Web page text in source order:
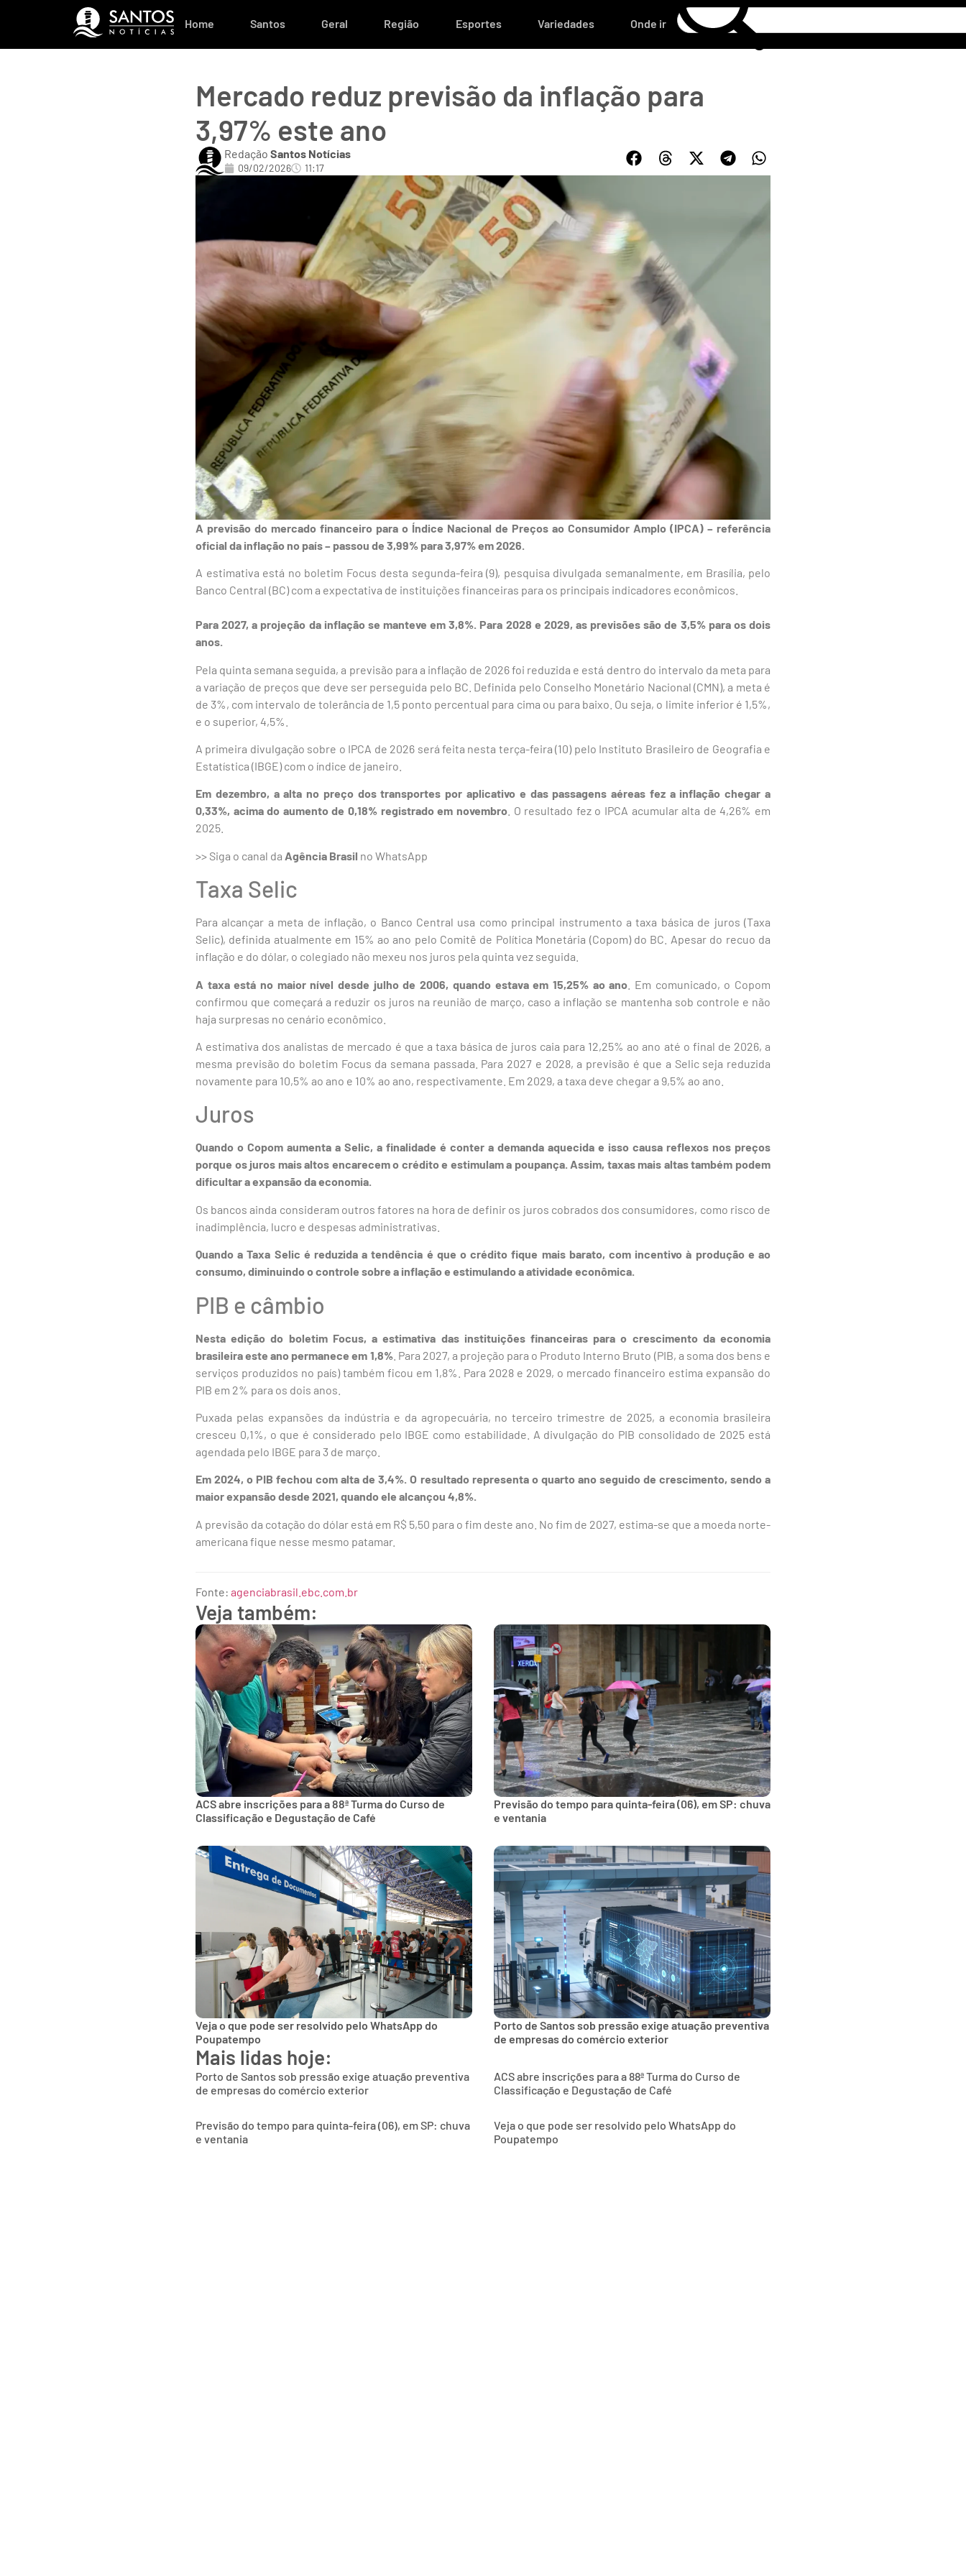
Home Santos Geral Região Esportes Variedades Onde ir
Mercado reduz previsão da inflação para
3,97% este ano
Redação Santos Notícias
09/02/2026 11:17
A previsão do mercado financeiro para o Índice Nacional de Preços ao Consumidor Amplo (IPCA) – referência
oficial da inflação no país – passou de 3,99% para 3,97% em 2026.
A estimativa está no boletim Focus desta segunda-feira (9), pesquisa divulgada semanalmente, em Brasília, pelo
Banco Central (BC) com a expectativa de instituições financeiras para os principais indicadores econômicos.
Para 2027, a projeção da inflação se manteve em 3,8%. Para 2028 e 2029, as previsões são de 3,5% para os dois
anos.
Pela quinta semana seguida, a previsão para a inflação de 2026 foi reduzida e está dentro do intervalo da meta para
a variação de preços que deve ser perseguida pelo BC. Definida pelo Conselho Monetário Nacional (CMN), a meta é
de 3%, com intervalo de tolerância de 1,5 ponto percentual para cima ou para baixo. Ou seja, o limite inferior é 1,5%,
e o superior, 4,5%.
A primeira divulgação sobre o IPCA de 2026 será feita nesta terça-feira (10) pelo Instituto Brasileiro de Geografia e
Estatística (IBGE) com o índice de janeiro.
Em dezembro, a alta no preço dos transportes por aplicativo e das passagens aéreas fez a inflação chegar a
0,33%, acima do aumento de 0,18% registrado em novembro. O resultado fez o IPCA acumular alta de 4,26% em
2025.
>> Siga o canal da Agência Brasil no WhatsApp
Taxa Selic
Para alcançar a meta de inflação, o Banco Central usa como principal instrumento a taxa básica de juros (Taxa
Selic), definida atualmente em 15% ao ano pelo Comitê de Política Monetária (Copom) do BC. Apesar do recuo da
inflação e do dólar, o colegiado não mexeu nos juros pela quinta vez seguida.
A taxa está no maior nível desde julho de 2006, quando estava em 15,25% ao ano . Em comunicado, o Copom
confirmou que começará a reduzir os juros na reunião de março, caso a inflação se mantenha sob controle e não
haja surpresas no cenário econômico.
A estimativa dos analistas de mercado é que a taxa básica de juros caia para 12,25% ao ano até o final de 2026, a
mesma previsão do boletim Focus da semana passada. Para 2027 e 2028, a previsão é que a Selic seja reduzida
novamente para 10,5% ao ano e 10% ao ano, respectivamente. Em 2029, a taxa deve chegar a 9,5% ao ano.
Juros
Quando o Copom aumenta a Selic, a finalidade é conter a demanda aquecida e isso causa reflexos nos preços
porque os juros mais altos encarecem o crédito e estimulam a poupança. Assim, taxas mais altas também podem
dificultar a expansão da economia.
Os bancos ainda consideram outros fatores na hora de definir os juros cobrados dos consumidores, como risco de
inadimplência, lucro e despesas administrativas.
Quando a Taxa Selic é reduzida a tendência é que o crédito fique mais barato, com incentivo à produção e ao
consumo, diminuindo o controle sobre a inflação e estimulando a atividade econômica.
PIB e câmbio
Nesta edição do boletim Focus, a estimativa das instituições financeiras para o crescimento da economia
brasileira este ano permanece em 1,8%. Para 2027, a projeção para o Produto Interno Bruto (PIB, a soma dos bens e
serviços produzidos no país) também ficou em 1,8%. Para 2028 e 2029, o mercado financeiro estima expansão do
PIB em 2% para os dois anos.
Puxada pelas expansões da indústria e da agropecuária, no terceiro trimestre de 2025, a economia brasileira
cresceu 0,1%, o que é considerado pelo IBGE como estabilidade. A divulgação do PIB consolidado de 2025 está
agendada pelo IBGE para 3 de março.
Em 2024, o PIB fechou com alta de 3,4%. O resultado representa o quarto ano seguido de crescimento, sendo a
maior expansão desde 2021, quando ele alcançou 4,8%.
A previsão da cotação do dólar está em R$ 5,50 para o fim deste ano. No fim de 2027, estima-se que a moeda norte-
americana fique nesse mesmo patamar.
Fonte: agenciabrasil.ebc.com.br
Veja também:
ACS abre inscrições para a 88ª Turma do Curso de
Classificação e Degustação de Café
Previsão do tempo para quinta-feira (06), em SP: chuva
e ventania
Veja o que pode ser resolvido pelo WhatsApp do
Poupatempo
Porto de Santos sob pressão exige atuação preventiva
de empresas do comércio exterior
Mais lidas hoje:
Porto de Santos sob pressão exige atuação preventiva
de empresas do comércio exterior
ACS abre inscrições para a 88ª Turma do Curso de
Classificação e Degustação de Café
Previsão do tempo para quinta-feira (06), em SP: chuva
e ventania
Veja o que pode ser resolvido pelo WhatsApp do
Poupatempo